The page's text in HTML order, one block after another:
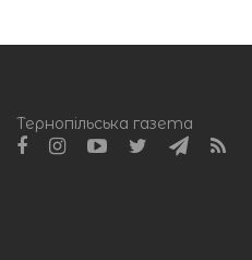
Тернопільська газета